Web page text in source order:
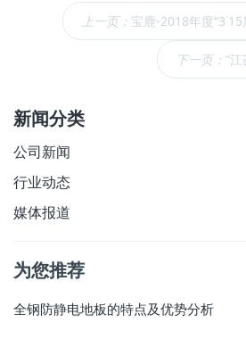
上一页： 宝鹿-2018年度“3˙15
下一页： “
新闻分类
公司新闻
行业动态
媒体报道
为您推荐
全钢防静电地板的特点及优势分析